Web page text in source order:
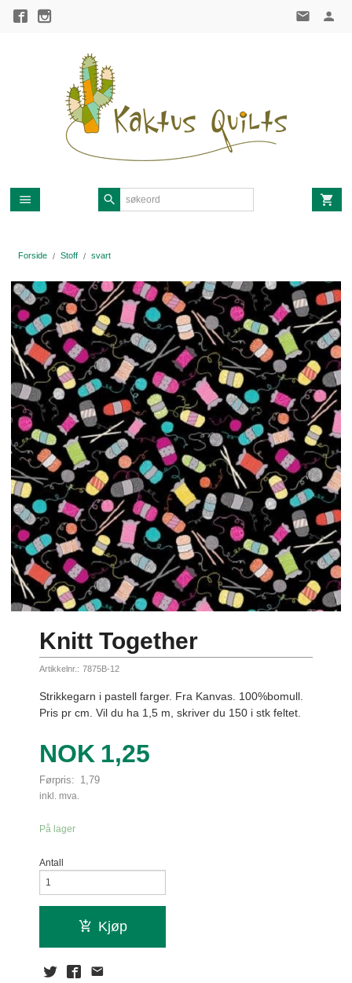
Gå
Forside Stoff svart
Knitt Together
Artikkelnr.: 7875B-12
Strikkegarn i pastell farger. Fra Kanvas. 100%bomull.
Pris pr cm. Vil du ha 1,5 m, skriver du 150 i stk feltet.
Tilbud
NOK 1,25
Førpris: 1,79
Rabatt
inkl. mva.
På lager
Antall
Kjøp